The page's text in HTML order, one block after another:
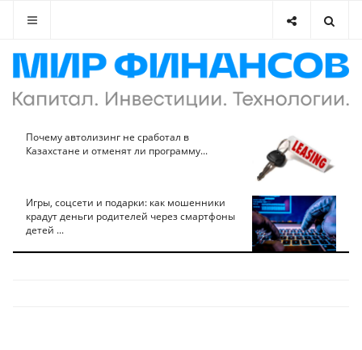
Почему автолизинг не сработал в
Казахстане и отменят ли программу...
Игры, соцсети и подарки: как мошенники
крадут деньги родителей через смартфоны
детей ...